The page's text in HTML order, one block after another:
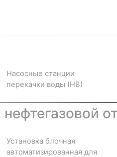
Насосные станции
перекачки воды (НВ)
Установка блочная
автоматизированная для